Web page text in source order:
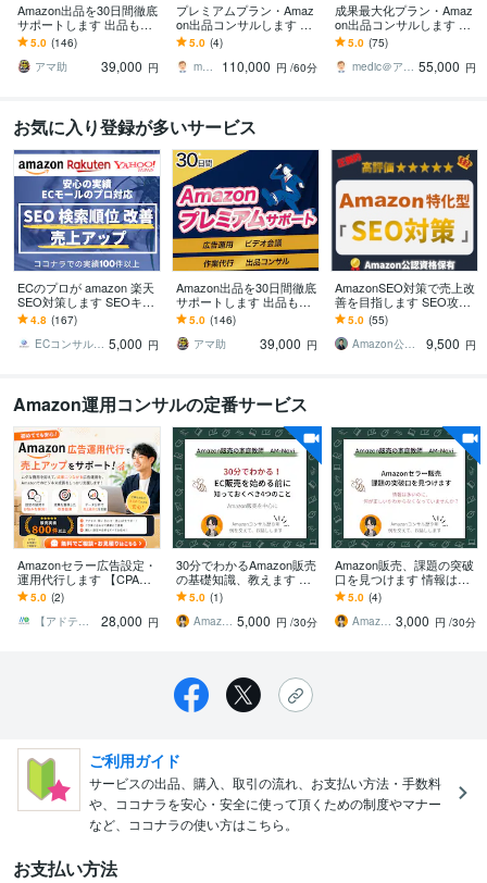
Amazon出品を30日間徹底
サポートします 出品も広
告運用もコンサルも全て
対応！プレミアムサポー
ト
5.0 (146)
アマ助
39,000 円
プレミアムプラン・Amaz
on出品コンサルします 売
上を構造から伸ばす戦略
設計支援
5.0 (4)
medic＠アマゾン元社員・実績1500
110,000 円 /60分
成果最大化プラン・Amaz
on出品コンサルします 売
上改善の土台を整える伴
走支援
5.0 (75)
medic＠アマゾン元社員・実績1500 55,000 円
お気に入り登録が多いサービス
ECのプロが amazon 楽天
SEO対策します SEOキー
ワード対策で売上集客ア
ップへ♪広告アドバイスも
◎
4.8 (167)
ECコンサル【まっきー】アマゾン 楽天 5,000 円
Amazon出品を30日間徹底
サポートします 出品も広
告運用もコンサルも全て
対応！プレミアムサポー
ト
5.0 (146)
アマ助
39,000 円
AmazonSEO対策で売上改
善を目指します SEO攻
略！現役コンサルがSEO
キーワードを伝授！
5.0 (55)
Amazon公認資格保有の『K』
9,500 円
Amazon運用コンサルの定番サービス
Amazonセラー広告設定・
運用代行します 【CPA改
善施策】コスパの良い広
告運用代行
5.0 (2)
【アドテク】のことならMETA（メタ）
28,000 円
30分でわかるAmazon販売
の基礎知識、教えます 短
時間で押さえる！Amazon
以外でも役立つ流通と販
売の知識
5.0 (1)
Amazon販売の家庭教師AM Navi 5,000 円 /30分
Amazon販売、課題の突破
口を見つけます 情報は多
いのに、何が正しいかわ
からなくなっていません
か？
5.0 (4)
Amazon販売の家庭教師AM Navi 3,000 円 /30分
ご利用ガイド
サービスの出品、購入、取引の流れ、お支払い方法・手数料
や、ココナラを安心・安全に使って頂くための制度やマナー
など、ココナラの使い方はこちら。
お支払い方法